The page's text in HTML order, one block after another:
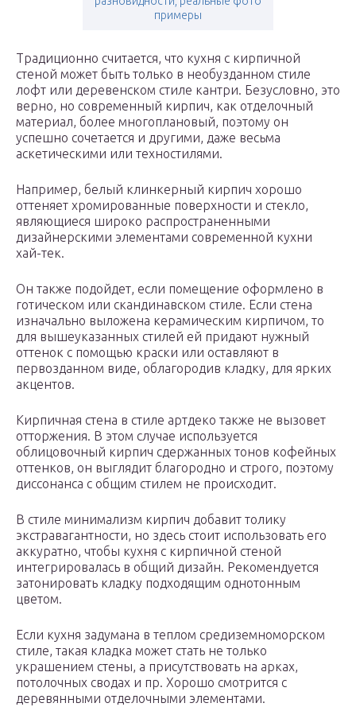
примеры
Традиционно считается, что кухня с кирпичной
стеной может быть только в необузданном стиле
лофт или деревенском стиле кантри. Безусловно, это
верно, но современный кирпич, как отделочный
материал, более многоплановый, поэтому он
успешно сочетается и другими, даже весьма
аскетическими или техностилями.
Например, белый клинкерный кирпич хорошо
оттеняет хромированные поверхности и стекло,
являющиеся широко распространенными
дизайнерскими элементами современной кухни
хай-тек.
Он также подойдет, если помещение оформлено в
готическом или скандинавском стиле. Если стена
изначально выложена керамическим кирпичом, то
для вышеуказанных стилей ей придают нужный
оттенок с помощью краски или оставляют в
первозданном виде, облагородив кладку, для ярких
акцентов.
Кирпичная стена в стиле артдеко также не вызовет
отторжения. В этом случае используется
облицовочный кирпич сдержанных тонов кофейных
оттенков, он выглядит благородно и строго, поэтому
диссонанса с общим стилем не происходит.
В стиле минимализм кирпич добавит толику
экстравагантности, но здесь стоит использовать его
аккуратно, чтобы кухня с кирпичной стеной
интегрировалась в общий дизайн. Рекомендуется
затонировать кладку подходящим однотонным
цветом.
Если кухня задумана в теплом средиземноморском
стиле, такая кладка может стать не только
украшением стены, а присутствовать на арках,
потолочных сводах и пр. Хорошо смотрится с
деревянными отделочными элементами.